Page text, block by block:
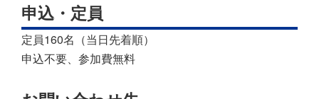
申込・定員
定員160名（当日先着順）
申込不要、参加費無料